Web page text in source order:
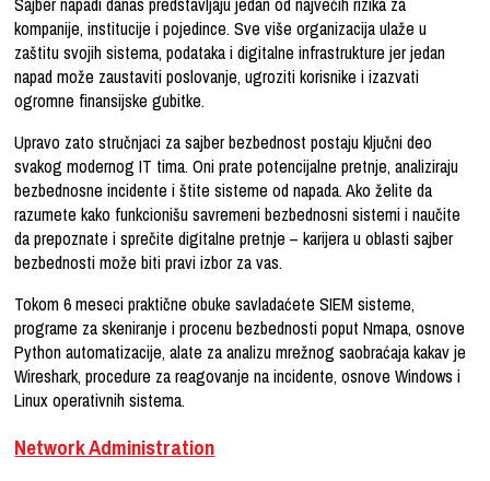
kompanije, institucije i pojedince. Sve više organizacija ulaže u
zaštitu svojih sistema, podataka i digitalne infrastrukture jer jedan
napad može zaustaviti poslovanje, ugroziti korisnike i izazvati
ogromne finansijske gubitke.
Upravo zato stručnjaci za sajber bezbednost postaju ključni deo
svakog modernog IT tima. Oni prate potencijalne pretnje, analiziraju
bezbednosne incidente i štite sisteme od napada. Ako želite da
razumete kako funkcionišu savremeni bezbednosni sistemi i naučite
da prepoznate i sprečite digitalne pretnje – karijera u oblasti sajber
bezbednosti može biti pravi izbor za vas.
Tokom 6 meseci praktične obuke savladaćete SIEM sisteme,
programe za skeniranje i procenu bezbednosti poput Nmapa, osnove
Python automatizacije, alate za analizu mrežnog saobraćaja kakav je
Wireshark, procedure za reagovanje na incidente, osnove Windows i
Linux operativnih sistema.
Network Administration